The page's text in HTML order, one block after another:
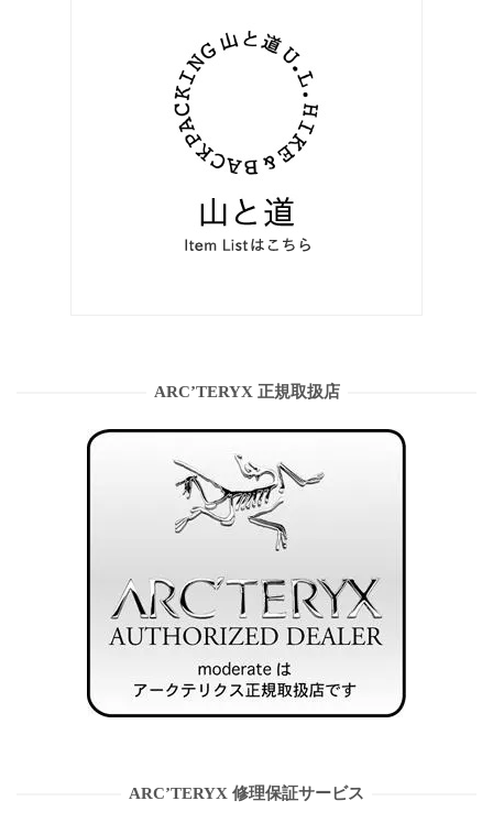
ARC’TERYX 正規取扱店
ARC’TERYX 修理保証サービス